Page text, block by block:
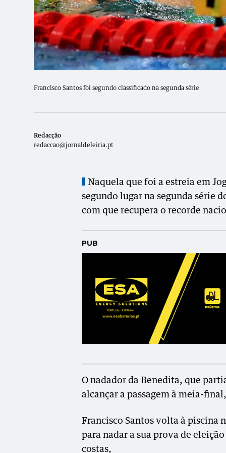
Francisco Santos foi segundo classificado na segunda série
Redacção
redaccao@jornaldeleiria.pt
Naquela que foi a estreia em
segundo lugar na segunda série
com que recupera o recorde
PUB
O nadador da Benedita, que
alcançar a passagem à meia-
Francisco Santos volta à piscina
para nadar a sua prova de
costas,